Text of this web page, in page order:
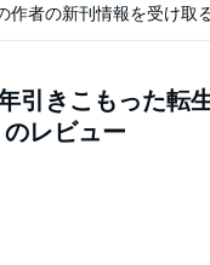
作者の新刊情報を受け取
引きこもった転
のレビュー